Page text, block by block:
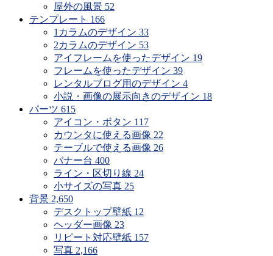
屋外の風景 52
テンプレート 166
1カラムのデザイン 33
2カラムのデザイン 53
アイフレームを使ったデザイン 19
フレームを使ったデザイン 39
レンタルブログ用のデザイン 4
小説・画像の展示向きのデザイン 18
パーツ 615
アイコン・ボタン 117
カウンタに使える画像 22
テーブルで使える画像 26
バナー台 400
ライン・区切り線 24
小サイズの写真 25
背景 2,650
デスクトップ壁紙 12
ヘッダー画像 23
リピート対応壁紙 157
写真 2,166